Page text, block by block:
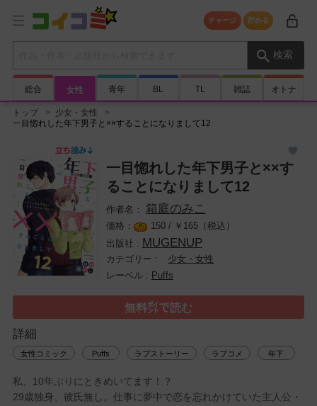
チャージ 貯める
検索
総合 女性 青年 BL TL 雑誌 オトナ
トップ
少女・女性
一目惚れした年下男子と××することになりまして12
一目惚れした年下男子と××す
ることになりまして12
箱庭のみこ
150 / ￥ 165（税込）
MUGENUP
少女・女性
Puffs
無料㌽で読む
詳細
女性コミック Puffs ラブストーリー ラブコメ 年下
私、10年ぶりにときめいてます！？
29歳独身、彼氏無し。仕事に夢中で恋を忘れかけていた主人公・